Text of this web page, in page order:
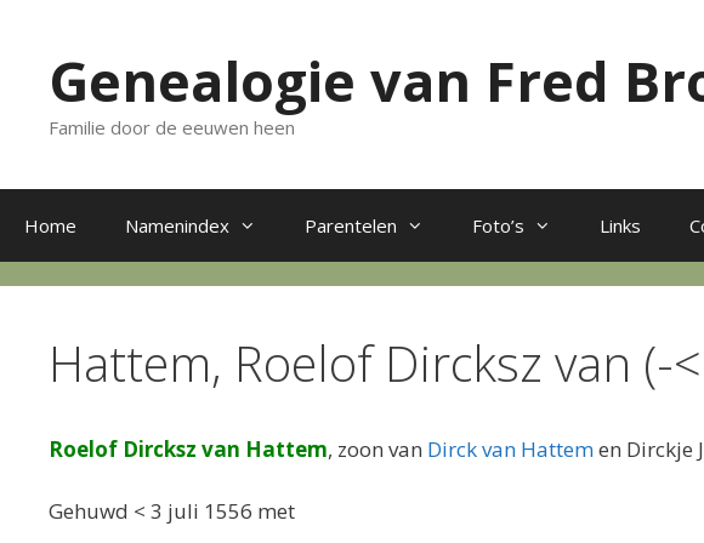
inhoudGenealogie van Fred
Familie door de eeuwen heen
Home Namenindex Parentelen Foto’s Links
Hattem, Roelof Dircksz van (-
Roelof Dircksz van Hattem, zoon van Dirck van Hattemen Dirckje
Gehuwd < 3 juli 1556 met